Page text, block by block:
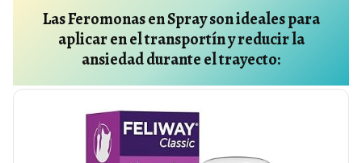
Las Feromonas en Spray sonideales para
aplicar en el transportín y reducir la
ansiedad durante el trayecto: